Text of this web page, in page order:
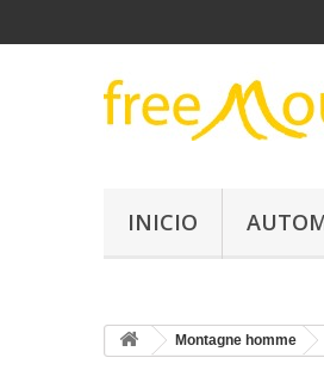
INICIO
Montagne homme